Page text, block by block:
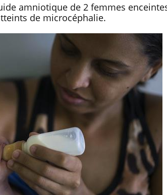
amniotique de 2 femmes
de microcéphalie.
Hantavirus : un cas détecté
chez un touriste en France
Mortalité infantile : un
rapport s’interroge sur son
taux élevé en France